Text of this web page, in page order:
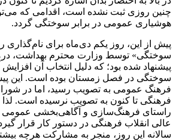
چنین روزی ثبت نشده است، اقدامی که
هوشیاری عمومی در برابر سوختگی گردد.
پیش از این، روز یکم دی‌ماه برای نام‌گذاری
سوختگی» توسط وزارت محترم بهداشت،
پیشنهاد شده بود؛ که دلیل انتخاب آن
سوختگی در فصل زمستان بوده است. این
فرهنگ عمومی به تصویب رسید، اما در
فرهنگی تا کنون به تصویب نرسیده است. لذا
راستای فرهنگ‌سازی و آگاهی‌بخشی
عالی انقلاب فرهنگی در دستور کار قرار
سالانه این روز، منجر به مشارکت هرچه